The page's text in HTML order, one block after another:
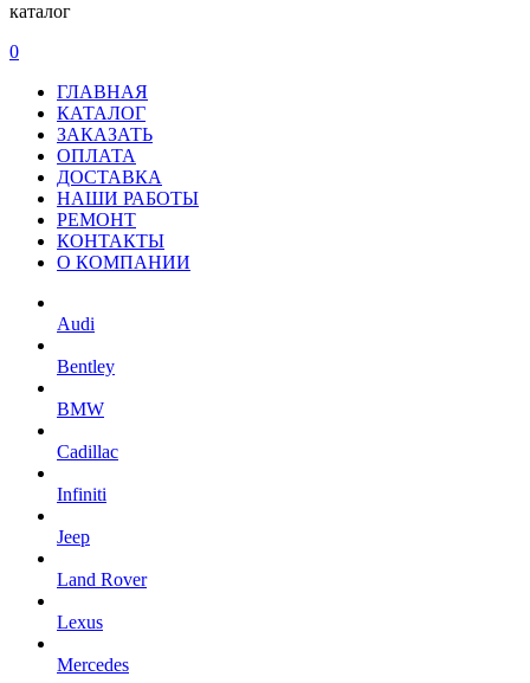
каталог
0
ГЛАВНАЯ
КАТАЛОГ
ЗАКАЗАТЬ
ОПЛАТА
ДОСТАВКА
НАШИ РАБОТЫ
РЕМОНТ
КОНТАКТЫ
О КОМПАНИИ
Audi
Bentley
BMW
Cadillac
Infiniti
Jeep
Land Rover
Lexus
Mercedes